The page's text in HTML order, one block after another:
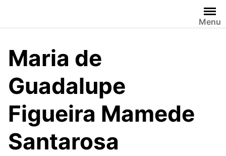
content
Menu
Maria de
Guadalupe
Figueira Mamede
Santarosa